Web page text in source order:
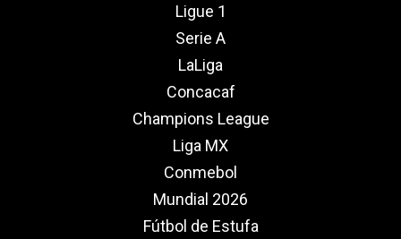
Ligue 1
Serie A
LaLiga
Concacaf
Champions League
Liga MX
Conmebol
Mundial 2026
Fútbol de Estufa